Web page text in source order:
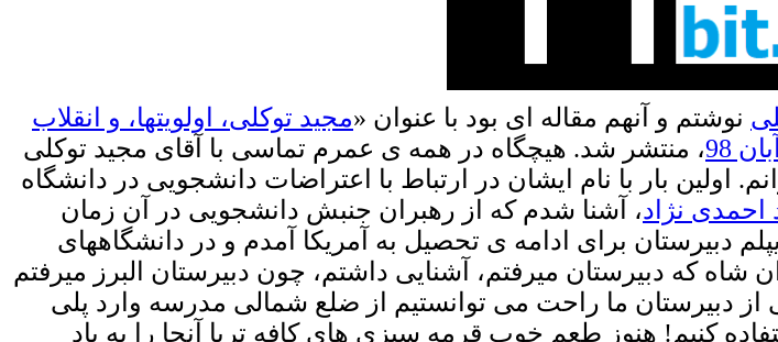
نوشتم و آنهم مقاله ای بود با عنوان «مجید توکلی، اولویتها، و انقلاب
98
، منتشر شد. هیچگاه در همه ی عمرم تماسی با آقای مجید توکلی
اولین بار با نام ایشان در ارتباط با اعتراضات دانشجویی در دانشگاه
احمدی نژاد، آشنا شدم که از رهبران جنبش دانشجویی در آن زمان
پیش در سال 1348 بعد از دریافت دیپلم دبیرستان برای ادامه ی تحصیل به آمریکا آمدم و در دانشگاههای
که دبیرستان میرفتم، آشنایی داشتم، چون دبیرستان البرز میرفتم
از دبیرستان ما راحت می توانستیم از ضلع شمالی مدرسه وارد پلی
کنیم! هنوز طعم خوب قرمه سبزی های کافه تریا آنجا را به یاد